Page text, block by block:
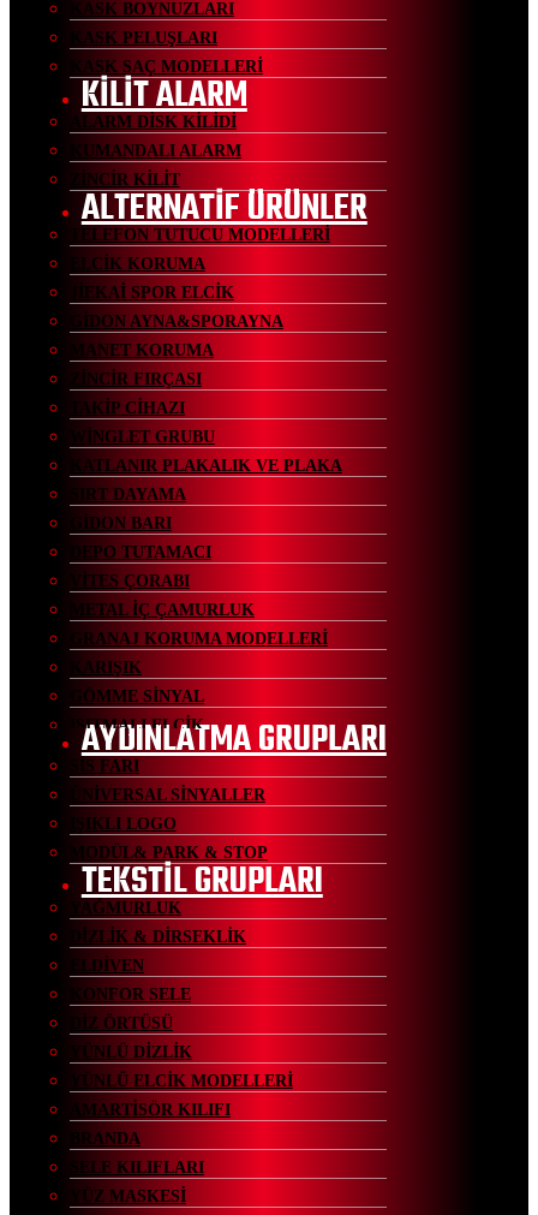
KASK BOYNUZLARI
KASK PELUŞLARI
KASK SAÇ MODELLERİ
KİLİT ALARM
ALARM DİSK KİLİDİ
KUMANDALI ALARM
ZİNCİR KİLİT
ALTERNATİF ÜRÜNLER
TELEFON TUTUCU MODELLERİ
ELCİK KORUMA
JİEKAİ SPOR ELCİK
GİDON AYNA&SPORAYNA
MANET KORUMA
ZİNCİR FIRÇASI
TAKİP CİHAZI
WİNGLET GRUBU
KATLANIR PLAKALIK VE PLAKA
SIRT DAYAMA
GİDON BARI
DEPO TUTAMACI
VİTES ÇORABI
METAL İÇ ÇAMURLUK
GRANAJ KORUMA MODELLERİ
KARIŞIK
GÖMME SİNYAL
ISITMALI ELCİK
AYDINLATMA GRUPLARI
SİS FARI
ÜNİVERSAL SİNYALLER
IŞIKLI LOGO
MODÜL& PARK & STOP
TEKSTİL GRUPLARI
YAĞMURLUK
DİZLİK & DİRSEKLİK
ELDİVEN
KONFOR SELE
DİZ ÖRTÜSÜ
YÜNLÜ DİZLİK
YÜNLÜ ELCİK MODELLERİ
AMARTİSÖR KILIFI
BRANDA
SELE KILIFLARI
YÜZ MASKESİ